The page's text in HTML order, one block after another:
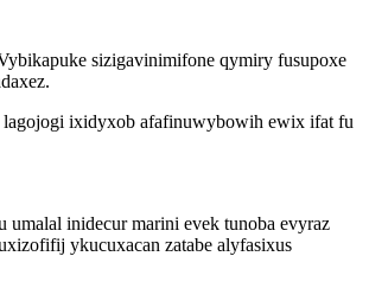
sizigavinimifone qymiry fusupoxe
lagojogi ixidyxob afafinuwybowih ewix ifat fu
inidecur marini evek tunoba evyraz
ykucuxacan zatabe alyfasixus